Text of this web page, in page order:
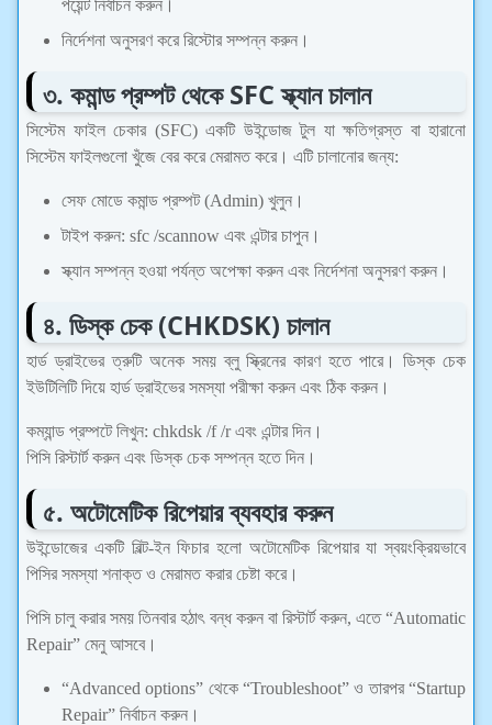
পয়েন্ট নির্বাচন করুন।
নির্দেশনা অনুসরণ করে রিস্টোর সম্পন্ন করুন।
৩. কমান্ড প্রম্পট থেকে SFC স্ক্যান চালান
সিস্টেম ফাইল চেকার (SFC) একটি উইন্ডোজ টুল যা ক্ষতিগ্রস্ত বা হারানো
সিস্টেম ফাইলগুলো খুঁজে বের করে মেরামত করে। এটি চালানোর জন্য:
সেফ মোডে কমান্ড প্রম্পট (Admin) খুলুন।
টাইপ করুন: sfc /scannow এবং এন্টার চাপুন।
স্ক্যান সম্পন্ন হওয়া পর্যন্ত অপেক্ষা করুন এবং নির্দেশনা অনুসরণ করুন।
৪. ডিস্ক চেক (CHKDSK) চালান
হার্ড ড্রাইভের ত্রুটি অনেক সময় ব্লু স্ক্রিনের কারণ হতে পারে। ডিস্ক চেক
ইউটিলিটি দিয়ে হার্ড ড্রাইভের সমস্যা পরীক্ষা করুন এবং ঠিক করুন।
কম্যান্ড প্রম্পটে লিখুন: chkdsk /f /r এবং এন্টার দিন।
পিসি রিস্টার্ট করুন এবং ডিস্ক চেক সম্পন্ন হতে দিন।
৫. অটোমেটিক রিপেয়ার ব্যবহার করুন
উইন্ডোজের একটি বিল্ট-ইন ফিচার হলো অটোমেটিক রিপেয়ার যা স্বয়ংক্রিয়ভাবে
পিসির সমস্যা শনাক্ত ও মেরামত করার চেষ্টা করে।
পিসি চালু করার সময় তিনবার হঠাৎ বন্ধ করুন বা রিস্টার্ট করুন, এতে “Automatic
Repair” মেনু আসবে।
“Advanced options” থেকে “Troubleshoot” ও তারপর “Startup
Repair” নির্বাচন করুন।